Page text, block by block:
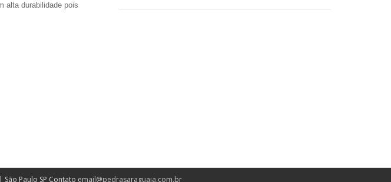
alta durabilidade pois
Paulo SP Contato email@pedrasaraguaia.com.br